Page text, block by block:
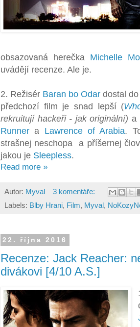
obsazovaná herečka Michelle
uvádějí recenze. Ale je.
2. Režisér Baran bo Odar dostal
předchozí film je snad lepší (
rekruitují hackeři - jak originální) a
Runner a Lawrence of Arabia.
strašnej neschopa a příšernej
jakou je Sleepless.
Read more »
Autor: Myval
3 komentáře:
Labels: Blby Hrani, Film, Myval,
22. října 2016
Recenze: Jack Reacher:
divákovi [4/10 A.S.]